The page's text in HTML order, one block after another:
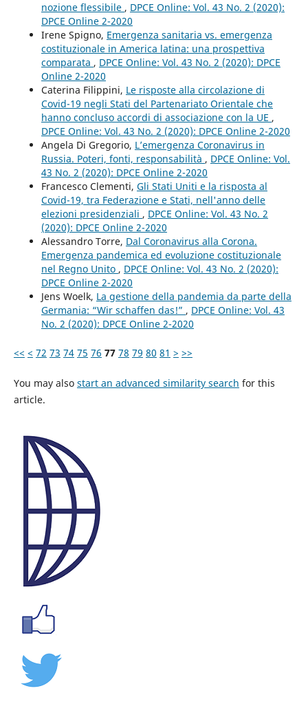
nozione flessibile , DPCE Online: Vol. 43 No. 2 (2020):
DPCE Online 2-2020
Irene Spigno, Emergenza sanitaria vs. emergenza
costituzionale in America latina: una prospettiva
comparata , DPCE Online: Vol. 43 No. 2 (2020): DPCE
Online 2-2020
Caterina Filippini, Le risposte alla circolazione di
Covid-19 negli Stati del Partenariato Orientale che
hanno concluso accordi di associazione con la UE ,
DPCE Online: Vol. 43 No. 2 (2020): DPCE Online 2-2020
Angela Di Gregorio, L’emergenza Coronavirus in
Russia. Poteri, fonti, responsabilità , DPCE Online: Vol.
43 No. 2 (2020): DPCE Online 2-2020
Francesco Clementi, Gli Stati Uniti e la risposta al
Covid-19, tra Federazione e Stati, nell'anno delle
elezioni presidenziali , DPCE Online: Vol. 43 No. 2
(2020): DPCE Online 2-2020
Alessandro Torre, Dal Coronavirus alla Corona.
Emergenza pandemica ed evoluzione costituzionale
nel Regno Unito , DPCE Online: Vol. 43 No. 2 (2020):
DPCE Online 2-2020
Jens Woelk, La gestione della pandemia da parte della
Germania: “Wir schaffen das!” , DPCE Online: Vol. 43
No. 2 (2020): DPCE Online 2-2020
<< < 72 73 74 75 76 77 78 79 80 81 > >>
You may also start an advanced similarity search for this
article.